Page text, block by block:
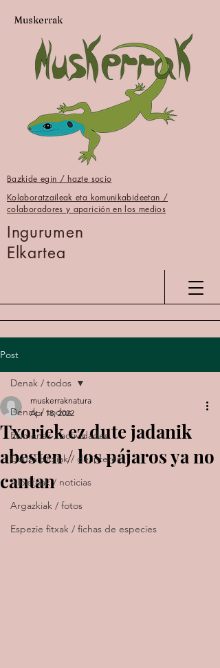
Ingurumen
Elkartea
Bazkide egin / hazte socio
Kolaboratzaileak eta komunikabideetan /
colaboradores y aparición en los medios
Muskerrak
Post
Denak / todos
Ekimenak / actividades
Gauza bitxiak / de interés
Albisteak / noticias
Argazkiak / fotos
Espezie fitxak / fichas de especies
Denak / todos
Txoriek ez dute jadanik
abesten / los pájaros ya no
cantan
muskerraknatura
Apr 18, 2022